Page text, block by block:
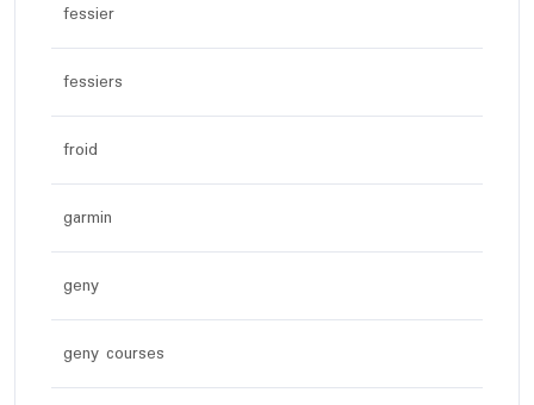
fessier
fessiers
froid
garmin
geny
geny courses